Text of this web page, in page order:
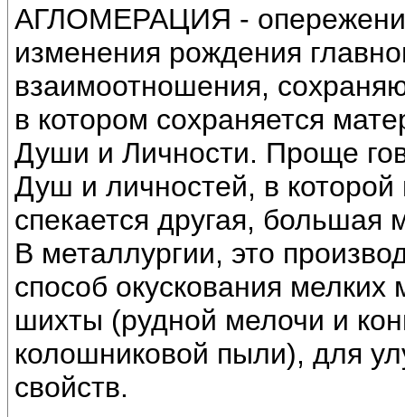
АГЛОМЕРАЦИЯ -
изменения рождения
взаимоотношения,
в котором сохраняется
Души и Личности. Проще
Душ и личностей, в
спекается другая, большая
В металлургии, это
способ окускования
шихты (рудной мелочи и
колошниковой пыли), для
свойств.